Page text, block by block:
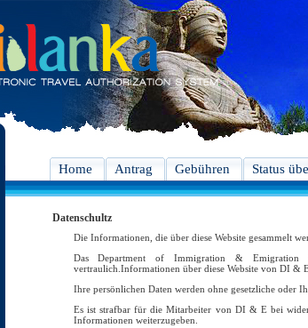
Home Antrag Gebühren Status
Datenschultz
Die Informationen, die über diese Website gesammelt
Das Department of Immigration &
vertraulich.Informationen über diese Website von DI &
Ihre persönlichen Daten werden ohne gesetzliche oder
Es ist strafbar für die Mitarbeiter von DI & E bei
Informationen weiterzugeben.